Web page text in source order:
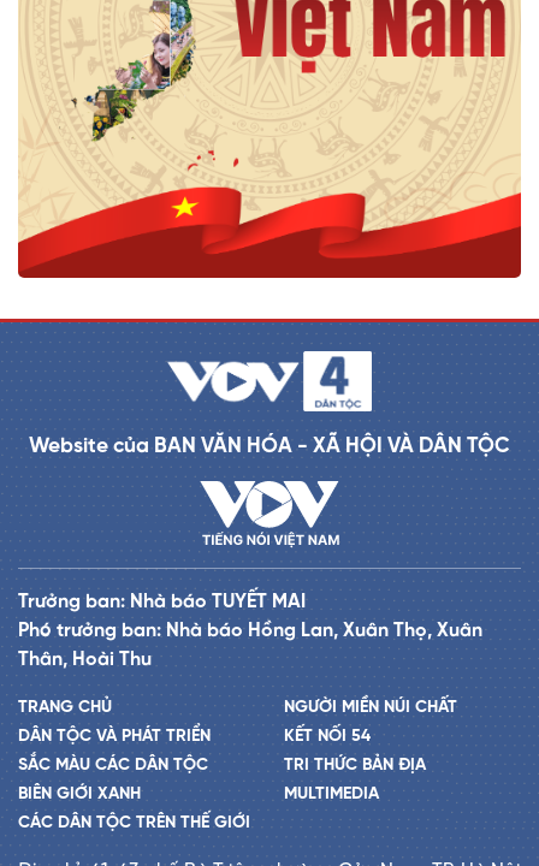
Website của BAN VĂN HÓA - XÃ HỘI VÀ DÂN TỘC
Trưởng ban: Nhà báo TUYẾT MAI
Phó trưởng ban: Nhà báo Hồng Lan, Xuân Thọ, Xuân
Thân, Hoài Thu
TRANG CHỦ
DÂN TỘC VÀ PHÁT TRIỂN
SẮC MÀU CÁC DÂN TỘC
BIÊN GIỚI XANH
CÁC DÂN TỘC TRÊN THẾ GIỚI
NGƯỜI MIỀN NÚI CHẤT
KẾT NỐI 54
TRI THỨC BẢN ĐỊA
MULTIMEDIA